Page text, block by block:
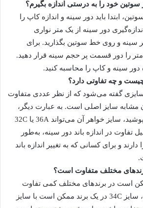
ابتدا باید دور سینه و اندازه کاپ را
دور سینه از یک متر نواری
سینه و روی خط سوتین بگذارید. برای
متر را دور قسمت پر حجم سینه قرار دهید.
سینه و کاپ را محاسبه کنید.
گفته می‌شود که از نظر عددی متفاوت
مشابه سایز اصلی است. به عبارت دیگر،
اگر شما سایز 34B را بپوشید، سایز خواهر آن می‌تواند 36A یا 32C
تفاوت در اندازه باند دور سینه، به‌طور
و برای کسانی که به تغییر اندازه باند
است در برندهای مختلف کمی تفاوت
داشته باشد. برای مثال، سایز 34C در یک برند ممکن است با سایز